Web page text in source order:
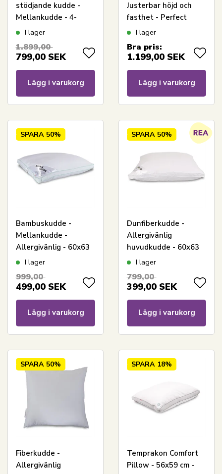
stödjande kudde -
Mellankudde - 4-
kammarskudde -
I lager
1.899,00
799,00 SEK
Lägg i varukorg
Justerbar höjd och
fasthet - Perfect
Dream-kudden -
Allergivänlig
I lager
Bra pris:
1.199,00 SEK
Lägg i varukorg
SPARA 50%
Bambuskudde -
Mellankudde -
Allergivänlig - 60x63
cm - Borg Living
I lager
999,00
499,00 SEK
Lägg i varukorg
SPARA 50%
Dunfiberkudde -
Allergivänlig
huvudkudde - 60x63
cm - Mellan - Zen
I lager
799,00
399,00 SEK
Lägg i varukorg
SPARA 50%
Fiberkudde -
Allergivänlig
SPARA 18%
Temprakon Comfort
Pillow - 56x59 cm -